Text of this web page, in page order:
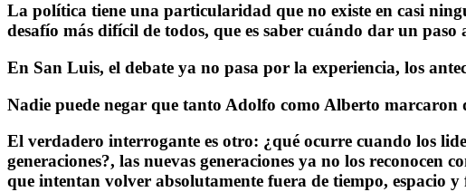
La política tiene una particularidad que no existe en casi
desafío más difícil de todos, que es saber cuándo dar un paso
En San Luis, el debate ya no pasa por la experiencia, los
Nadie puede negar que tanto Adolfo como Alberto
El verdadero interrogante es otro: ¿qué ocurre cuando los
generaciones?, las nuevas generaciones ya no los reconocen
que intentan volver absolutamente fuera de tiempo, espacio y